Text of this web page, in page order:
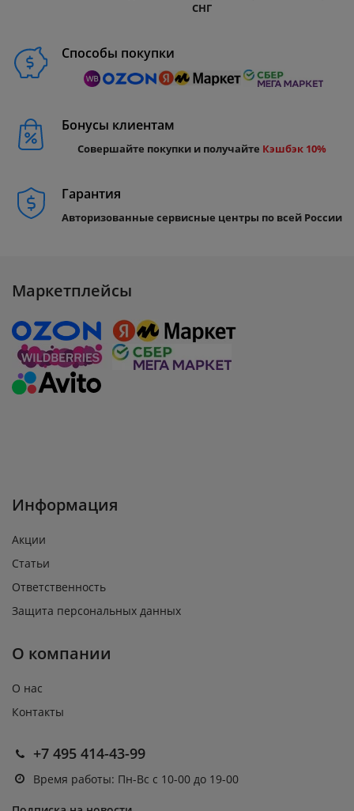
СНГ
Способы покупки
Бонусы клиентам
Совершайте покупки и получайте Кэшбэк 10%
Гарантия
Авторизованные сервисные центры по всей России
Маркетплейсы
Информация
Акции
Статьи
Ответственность
Защита персональных данных
О компании
О нас
Контакты
+7 495 414-43-99
Время работы: Пн-Вс с 10-00 до 19-00